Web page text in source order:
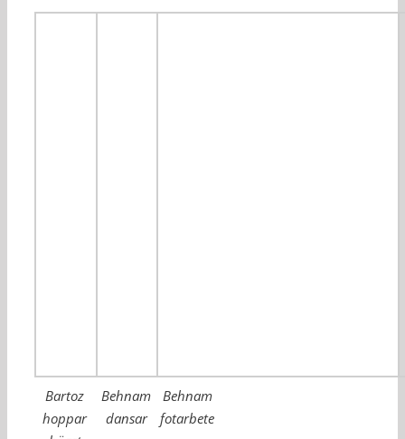
Bartoz
hoppar
Behnam
dansar
Behnam
fotarbete